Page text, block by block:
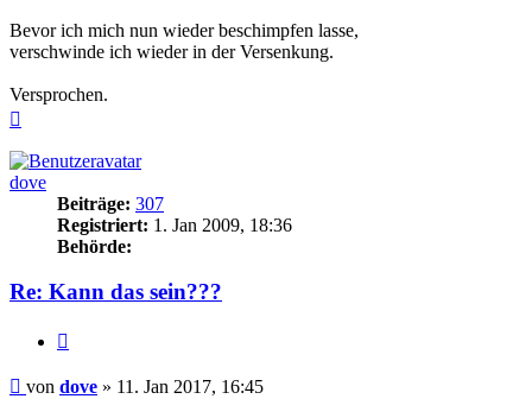
Bevor ich mich nun wieder beschimpfen lasse,
verschwinde ich wieder in der Versenkung.
Versprochen.
dove
Beiträge: 307
Registriert: 1. Jan 2009, 18:36
Behörde:
Re: Kann das sein???
Beitrag
von dove » 11. Jan 2017, 16:45